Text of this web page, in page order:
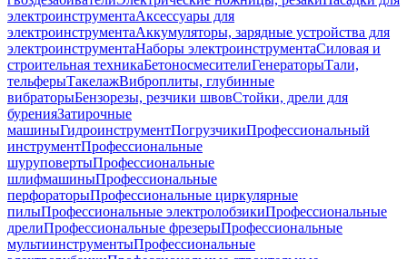
электроинструментаАксессуары для
электроинструментаАккумуляторы, зарядные устройства для
электроинструментаНаборы электроинструментаСиловая и
строительная техникаБетоносмесителиГенераторыТали,
тельферыТакелажВиброплиты, глубинные
вибраторыБензорезы, резчики швовСтойки, дрели для
буренияЗатирочные
машиныГидроинструментПогрузчикиПрофессиональный
инструментПрофессиональные
шуруповертыПрофессиональные
шлифмашиныПрофессиональные
перфораторыПрофессиональные циркулярные
пилыПрофессиональные электролобзикиПрофессиональные
дрелиПрофессиональные фрезерыПрофессиональные
мультиинструментыПрофессиональные